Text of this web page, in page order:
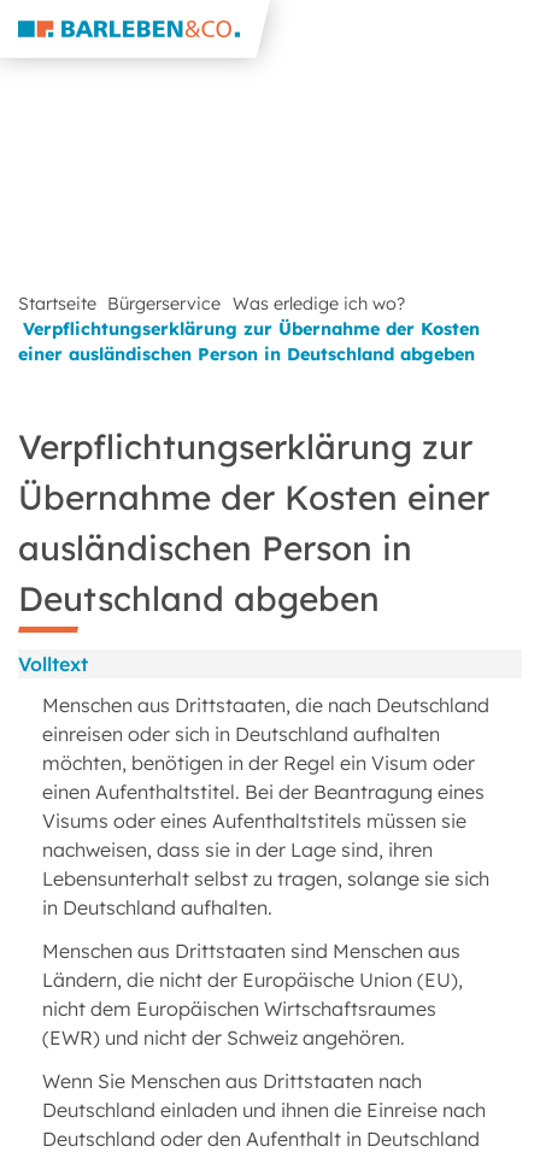
Startseite Bürgerservice Was erledige ich wo?
Verpflichtungserklärung zur Übernahme der Kosten
einer ausländischen Person in Deutschland abgeben
Verpflichtungserklärung zur
Übernahme der Kosten einer
ausländischen Person in
Deutschland abgeben
Volltext
Menschen aus Drittstaaten, die nach Deutschland
einreisen oder sich in Deutschland aufhalten
möchten, benötigen in der Regel ein Visum oder
einen Aufenthaltstitel. Bei der Beantragung eines
Visums oder eines Aufenthaltstitels müssen sie
nachweisen, dass sie in der Lage sind, ihren
Lebensunterhalt selbst zu tragen, solange sie sich
in Deutschland aufhalten.
Menschen aus Drittstaaten sind Menschen aus
Ländern, die nicht der Europäische Union (EU),
nicht dem Europäischen Wirtschaftsraumes
(EWR) und nicht der Schweiz angehören.
Wenn Sie Menschen aus Drittstaaten nach
Deutschland einladen und ihnen die Einreise nach
Deutschland oder den Aufenthalt in Deutschland